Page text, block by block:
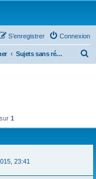
Connexion
S’enregistrer
Sujets sans réponse
sur 1
23:41